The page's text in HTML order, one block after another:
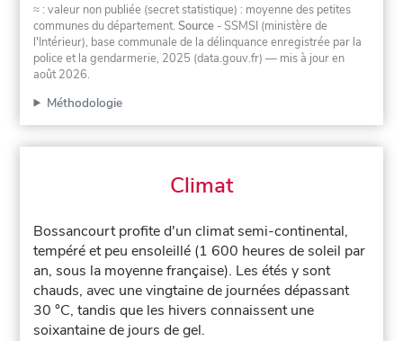
≈ : valeur non publiée (secret statistique) : moyenne des petites
communes du département.Source - SSMSI (ministère de
l'Intérieur), base communale de la délinquance enregistrée par la
police et la gendarmerie, 2025 (data.gouv.fr) — mis à jour en
août 2026.
Méthodologie
Climat
Bossancourt profite d'un climat semi-continental,
tempéré et peu ensoleillé (1 600 heures de soleil par
an, sous la moyenne française). Les étés y sont
chauds, avec une vingtaine de journées dépassant
30 °C, tandis que les hivers connaissent une
soixantaine de jours de gel.